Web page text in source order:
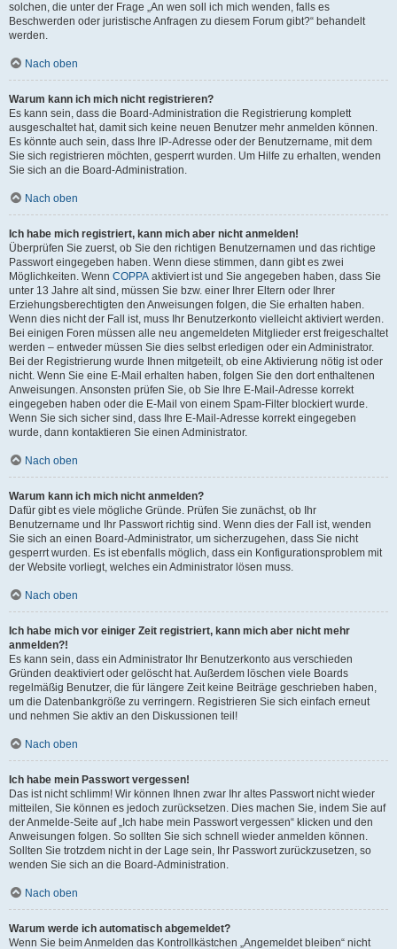
solchen, die unter der Frage „An wen soll ich mich wenden, falls es
Beschwerden oder juristische Anfragen zu diesem Forum gibt?“ behandelt
werden.
Nach oben
Warum kann ich mich nicht registrieren?
Es kann sein, dass die Board-Administration die Registrierung komplett
ausgeschaltet hat, damit sich keine neuen Benutzer mehr anmelden können.
Es könnte auch sein, dass Ihre IP-Adresse oder der Benutzername, mit dem
Sie sich registrieren möchten, gesperrt wurden. Um Hilfe zu erhalten, wenden
Sie sich an die Board-Administration.
Nach oben
Ich habe mich registriert, kann mich aber nicht anmelden!
Überprüfen Sie zuerst, ob Sie den richtigen Benutzernamen und das richtige
Passwort eingegeben haben. Wenn diese stimmen, dann gibt es zwei
Möglichkeiten. Wenn COPPA aktiviert ist und Sie angegeben haben, dass Sie
unter 13 Jahre alt sind, müssen Sie bzw. einer Ihrer Eltern oder Ihrer
Erziehungsberechtigten den Anweisungen folgen, die Sie erhalten haben.
Wenn dies nicht der Fall ist, muss Ihr Benutzerkonto vielleicht aktiviert werden.
Bei einigen Foren müssen alle neu angemeldeten Mitglieder erst freigeschaltet
werden – entweder müssen Sie dies selbst erledigen oder ein Administrator.
Bei der Registrierung wurde Ihnen mitgeteilt, ob eine Aktivierung nötig ist oder
nicht. Wenn Sie eine E-Mail erhalten haben, folgen Sie den dort enthaltenen
Anweisungen. Ansonsten prüfen Sie, ob Sie Ihre E-Mail-Adresse korrekt
eingegeben haben oder die E-Mail von einem Spam-Filter blockiert wurde.
Wenn Sie sich sicher sind, dass Ihre E-Mail-Adresse korrekt eingegeben
wurde, dann kontaktieren Sie einen Administrator.
Nach oben
Warum kann ich mich nicht anmelden?
Dafür gibt es viele mögliche Gründe. Prüfen Sie zunächst, ob Ihr
Benutzername und Ihr Passwort richtig sind. Wenn dies der Fall ist, wenden
Sie sich an einen Board-Administrator, um sicherzugehen, dass Sie nicht
gesperrt wurden. Es ist ebenfalls möglich, dass ein Konfigurationsproblem mit
der Website vorliegt, welches ein Administrator lösen muss.
Nach oben
Ich habe mich vor einiger Zeit registriert, kann mich aber nicht mehr
anmelden?!
Es kann sein, dass ein Administrator Ihr Benutzerkonto aus verschieden
Gründen deaktiviert oder gelöscht hat. Außerdem löschen viele Boards
regelmäßig Benutzer, die für längere Zeit keine Beiträge geschrieben haben,
um die Datenbankgröße zu verringern. Registrieren Sie sich einfach erneut
und nehmen Sie aktiv an den Diskussionen teil!
Nach oben
Ich habe mein Passwort vergessen!
Das ist nicht schlimm! Wir können Ihnen zwar Ihr altes Passwort nicht wieder
mitteilen, Sie können es jedoch zurücksetzen. Dies machen Sie, indem Sie auf
der Anmelde-Seite auf „Ich habe mein Passwort vergessen“ klicken und den
Anweisungen folgen. So sollten Sie sich schnell wieder anmelden können.
Sollten Sie trotzdem nicht in der Lage sein, Ihr Passwort zurückzusetzen, so
wenden Sie sich an die Board-Administration.
Nach oben
Warum werde ich automatisch abgemeldet?
Wenn Sie beim Anmelden das Kontrollkästchen „Angemeldet bleiben“ nicht